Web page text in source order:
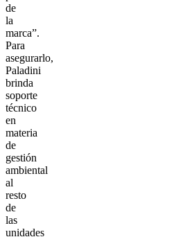
de
la
marca”.
Para
asegurarlo,
Paladini
brinda
soporte
técnico
en
materia
de
gestión
ambiental
al
resto
de
las
unidades